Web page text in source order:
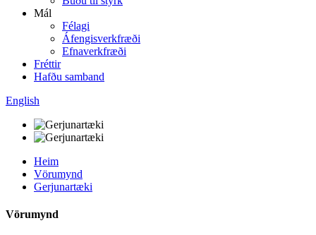
Mál
Félagi
Áfengisverkfræði
Efnaverkfræði
Fréttir
Hafðu samband
English
Heim
Vörumynd
Gerjunartæki
Vörumynd